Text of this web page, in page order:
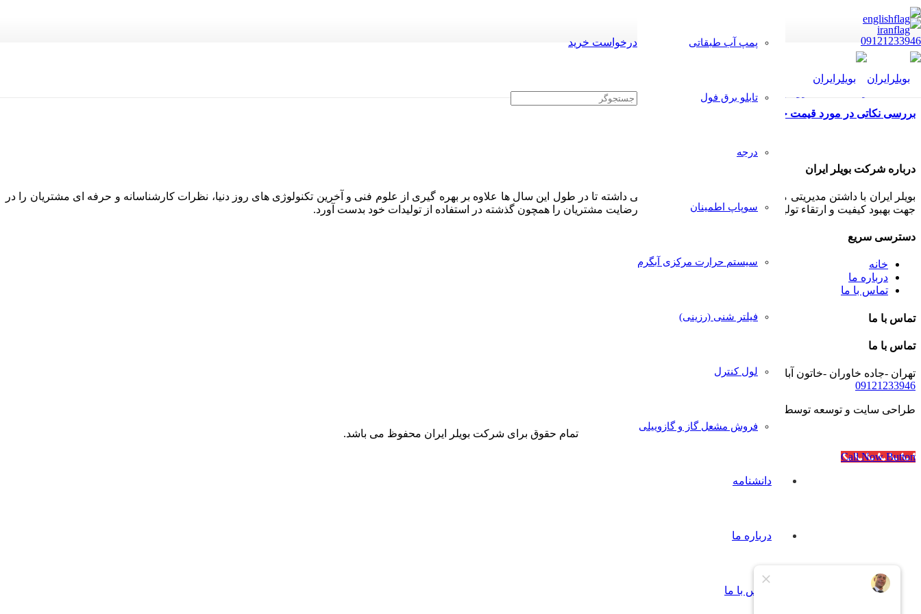
09121233946 پمپ آب طبقاتی
تابلو برق فول
درجه
سوپاپ اطمینان
سیستم حرارت مرکزی آبگرم
فیلتر شنی (رزینی)
لول کنترل
فروش مشعل گاز و گازوییلی
دانشنامه
درباره ما
تماس با ما
درخواست خرید
بررسی نکاتی در مورد قیمت خرید دستگاه کارواش بخار
درباره شرکت بویلر ایران
بویلر ایران با داشتن مدیریتی مجرب و مشتری مدار همواره سعی داشته تا در طول این سال ها علاوه بر بهره گیری از علوم فنی و آخرین تکنولوژی های روز دنیا، نظرات کارشناسانه و حرفه ای مشتریان را در
جهت بهبود کیفیت و ارتقاء تولیدات خود پذیرا بوده و بکار گیرد تا رضایت مشتریان را همچون گذشته در استفاده از تولیدات خود بدست آورد.
دسترسی سریع
خانه
درباره ما
تماس با ما
تماس با ما
تماس با ما
تهران -جاده خاوران -خاتون آباد- خیابان رجایی- پلاک۴۰
09121233946
طراحی سایت و توسعه توسط
تمام حقوق برای شرکت بویلر ایران محفوظ می باشد.
Call Now Button